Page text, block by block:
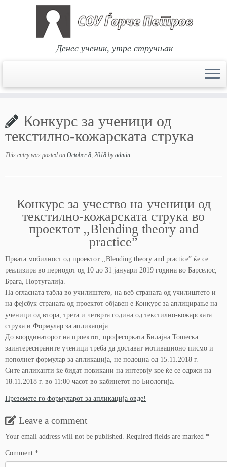
content
Денес ученик, утре стручњак
Конкурс за ученици од
текстилно-кожарската струка
This entry was posted on October 8, 2018 byadmin
Конкурс за учество на ученици од
текстилно-кожарската струка во
проектот ,,Blending theory and
practice”
Првата мобилност од проектот ,,Blending theory and practice” ќе се
реализира во периодот од 10 до 31 јануари 2019 година во Барселос,
Брага, Португалија.
На огласната табла во училиштето, на веб страната од училиштето и
на фејсбук страната од проектот објавен е Конкурс за аплицирање на
ученици од втора, трета и четврта година од текстилно-кожарската
струка и Формулар за апликација.
До координаторот на проектот, професорката Билајна Тошеска
заинтересираните ученици треба да достават мотивационо писмо и
пополнет формулар за апликација, не подоцна од 15.11.2018 г.
Сите апликанти ќе бидат повикани на интервју кое ќе се одржи на
18.11.2018 г. во 11:00 часот во кабинетот по Биологија.
Преземете го формуларот за апликација овде!
Leave a comment
Your email address will not be published. Required fields are marked *
Comment *